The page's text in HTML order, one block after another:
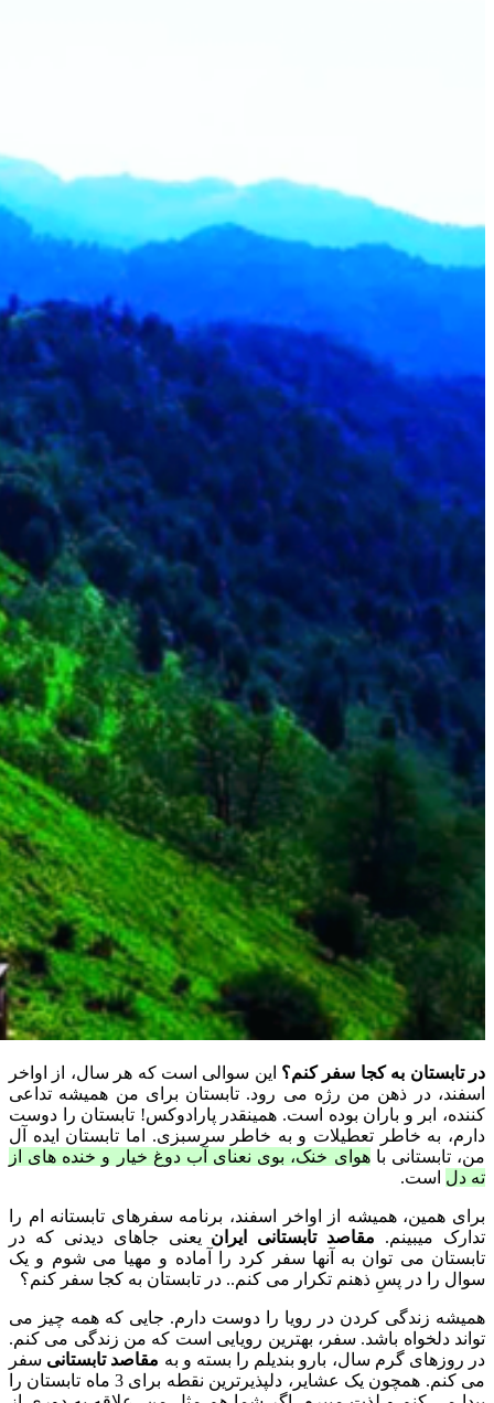
در تابستان به کجا سفر کنم؟ این سوالی است که هر سال، از اواخر
اسفند، در ذهن من رژه می رود. تابستان برای من همیشه تداعی
کننده، ابر و باران بوده است. همینقدر پارادوکس! تابستان را دوست
دارم، به خاطر تعطیلات و به خاطر سرسبزی. اما تابستان ایده آل
من، تابستانی باهوای خنک، بوی نعنای آب دوغ خیار و خنده های از
ته دل است.
برای همین، همیشه از اواخر اسفند، برنامه سفرهای تابستانه ام را
تدارک میبینم. مقاصد تابستانی ایران یعنی جاهای دیدنی که در
تابستان می توان به آنها سفر کرد را آماده و مهیا می شوم و یک
سوال را در پسِ ذهنم تکرار می کنم.. در تابستان به کجا سفر کنم؟
همیشه زندگی کردن در رویا را دوست دارم. جایی که همه چیز می
تواند دلخواه باشد. سفر، بهترین رویایی است که من زندگی می کنم.
در روزهای گرم سال، بارو بندیلم را بسته و به مقاصد تابستانی سفر
می کنم. همچون یک عشایر، دلپذیرترین نقطه برای 3 ماه تابستان را